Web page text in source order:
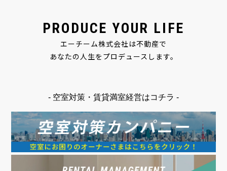
PRODUCE YOUR LIFE
エーチーム株式会社は不動産で
あなたの人生をプロデュースします。
- 空室対策・賃貸満室経営はコチラ -